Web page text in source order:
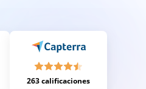
263 calificaciones